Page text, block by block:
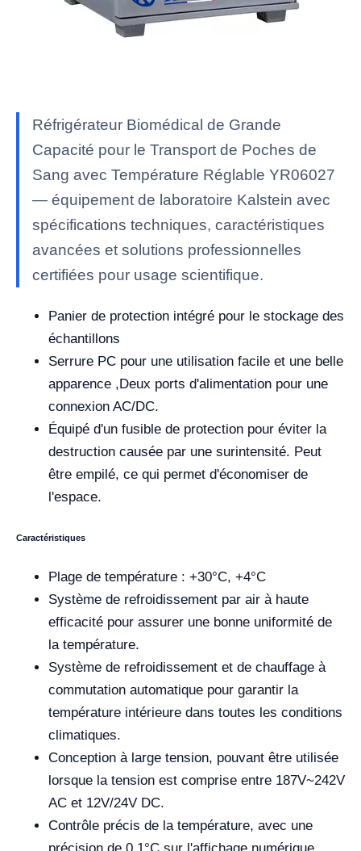
Réfrigérateur Biomédical de Grande
Capacité pour le Transport de Poches de
Sang avec Température Réglable YR06027
— équipement de laboratoire Kalstein avec
spécifications techniques, caractéristiques
avancées et solutions professionnelles
certifiées pour usage scientifique.
Panier de protection intégré pour le stockage des
échantillons
Serrure PC pour une utilisation facile et une belle
apparence ,Deux ports d'alimentation pour une
connexion AC/DC.
Équipé d'un fusible de protection pour éviter la
destruction causée par une surintensité. Peut
être empilé, ce qui permet d'économiser de
l'espace.
Caractéristiques
Plage de température : +30°C, +4°C
Système de refroidissement par air à haute
efficacité pour assurer une bonne uniformité de
la température.
Système de refroidissement et de chauffage à
commutation automatique pour garantir la
température intérieure dans toutes les conditions
climatiques.
Conception à large tension, pouvant être utilisée
lorsque la tension est comprise entre 187V~242V
AC et 12V/24V DC.
Contrôle précis de la température, avec une